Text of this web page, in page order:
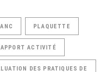
PLAQUETTE
ACTIVITÉ
DES PRATIQUES DE